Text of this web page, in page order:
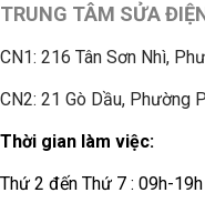
TRUNG TÂM SỬA
CN1: 216 Tân Sơn Nhì,
CN2: 21 Gò Dầu, Phường
Thời gian làm việc:
Thứ 2 đến Thứ 7 : 09h-